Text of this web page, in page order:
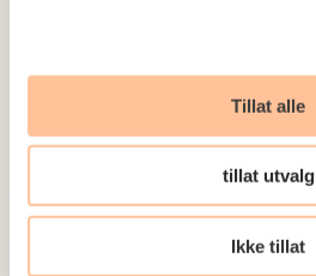
Tillat alle
tillat utvalg
Ikke tillat
Seminarer og arrangementer
Meld deg på vårt nyhetsbrev